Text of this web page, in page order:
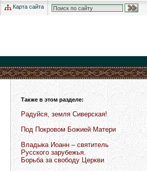
Карта сайта
Также в этом разделе:
Радуйся, земля Сиверская!
Под Покровом Божией Матери
Владыка Иоанн – святитель
Русского зарубежья.
Борьба за свободу Церкви